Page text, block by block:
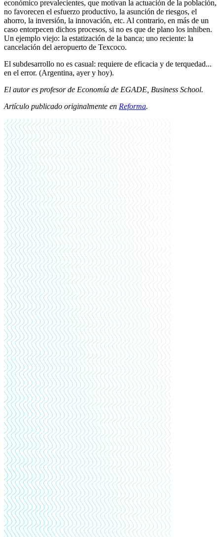
económico prevalecientes, que motivan la actuación de la población,
no favorecen el esfuerzo productivo, la asunción de riesgos, el
ahorro, la inversión, la innovación, etc. Al contrario, en más de un
caso entorpecen dichos procesos, si no es que de plano los inhiben.
Un ejemplo viejo: la estatización de la banca; uno reciente: la
cancelación del aeropuerto de Texcoco.
El subdesarrollo no es casual: requiere de eficacia y de terquedad...
en el error. (Argentina, ayer y hoy).
El autor es profesor de Economía de EGADE, Business School.
Artículo publicado originalmente en Reforma.